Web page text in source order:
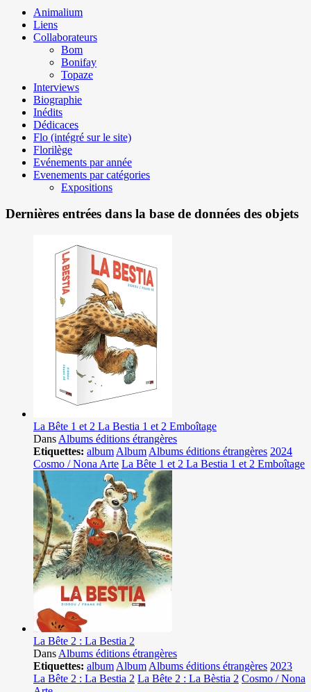
Animalium
Liens
Collaborateurs
Bom
Bonifay
Topaze
Interviews
Biographie
Inédits
Dédicaces
Flo (intégré sur le site)
Florilège
Evénements par année
Evenements par catégories
Expositions
Dernières entrées dans la base de données des objets
La Bête 1 et 2 La Bestia 1 et 2 Emboîtage
Dans Albums éditions étrangères
Etiquettes: album Album Albums éditions étrangères 2024
Cosmo / Nona Arte La Bête 1 et 2 La Bestia 1 et 2 Emboîtage
La Bête 2 : La Bestia 2
Dans Albums éditions étrangères
Etiquettes: album Album Albums éditions étrangères 2023
La Bête 2 : La Bestia 2 La Bête 2 : La Bèstia 2 Cosmo / Nona